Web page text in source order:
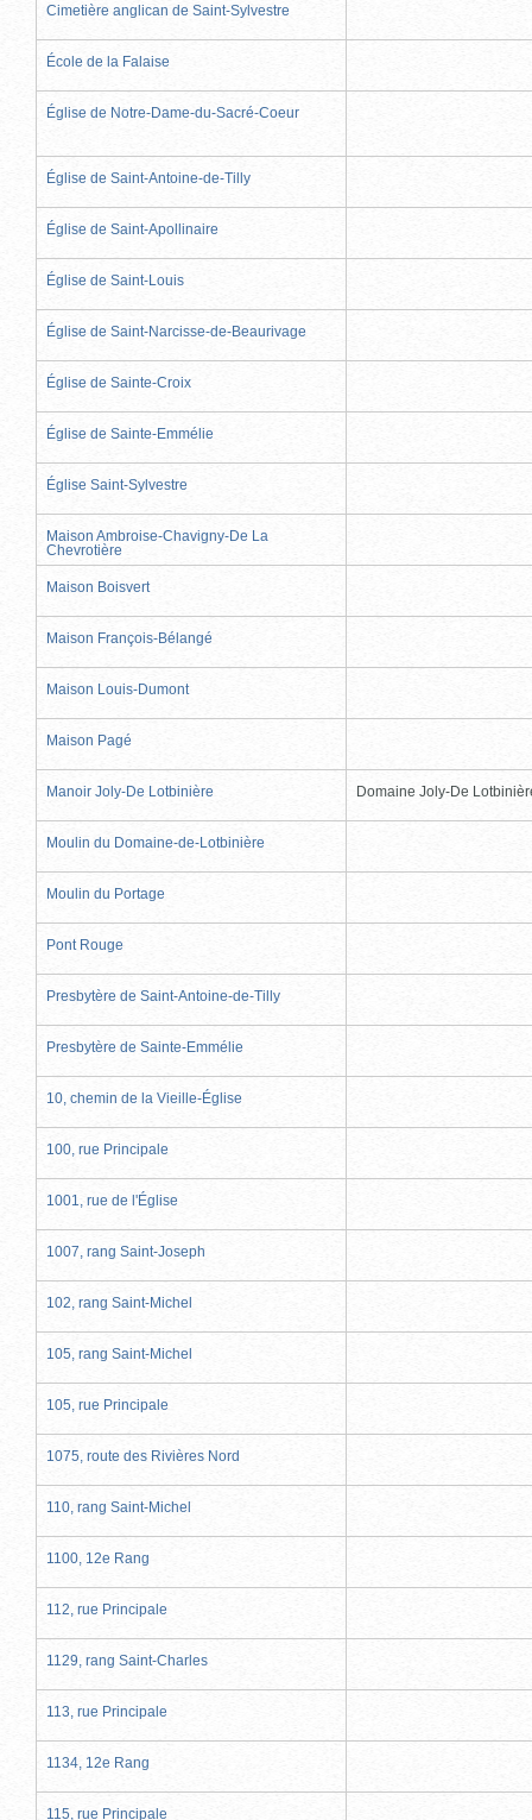
Cimetière anglican de Saint-Sylvestre
École de la Falaise
Église de Notre-Dame-du-Sacré-Coeur
Église de Saint-Antoine-de-Tilly
Église de Saint-Apollinaire
Église de Saint-Louis
Église de Saint-Narcisse-de-Beaurivage
Église de Sainte-Croix
Église de Sainte-Emmélie
Église Saint-Sylvestre
Maison Ambroise-Chavigny-De La
Chevrotière
Maison Boisvert
Maison François-Bélangé
Maison Louis-Dumont
Maison Pagé
Manoir Joly-De Lotbinière Domaine Joly-De
Moulin du Domaine-de-Lotbinière
Moulin du Portage
Pont Rouge
Presbytère de Saint-Antoine-de-Tilly
Presbytère de Sainte-Emmélie
10, chemin de la Vieille-Église
100, rue Principale
1001, rue de l'Église
1007, rang Saint-Joseph
102, rang Saint-Michel
105, rang Saint-Michel
105, rue Principale
1075, route des Rivières Nord
110, rang Saint-Michel
1100, 12e Rang
112, rue Principale
1129, rang Saint-Charles
113, rue Principale
1134, 12e Rang
115, rue Principale